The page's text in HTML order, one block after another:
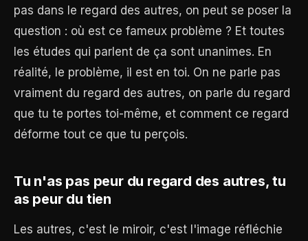
pas dans le regard des autres, on peut se poser la
question : où est ce fameux problème ? Et toutes
les études qui parlent de ça sont unanimes. En
réalité, le problème, il est en toi. On ne parle pas
vraiment du regard des autres, on parle du regard
que tu te portes toi-même, et comment ce regard
déforme tout ce que tu perçois.
Tu n'as pas peur du regard des autres, tu
as peur du tien
Les autres, c'est le miroir, c'est l'image réfléchie